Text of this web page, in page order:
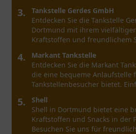
3.
Tankstelle Gerdes GmbH
Entdecken Sie die Tankstelle
Dortmund mit ihrem
Kraftstoffen und freundlichem
4.
Markant Tankstelle
Entdecken Sie die Markant
die eine bequeme Anlaufstelle
Tankstellenbesucher bietet.
5.
Shell
Shell in Dortmund bietet eine
Kraftstoffen und Snacks in der
Besuchen Sie uns für